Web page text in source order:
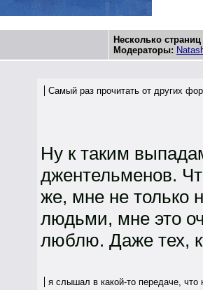
Несколько страниц
Модераторы:
Самый раз прочитать от других
Ну к таким
джентельменов.
же, мне не только
людьми, мне это
люблю. Даже тех,
я слышал в какой-то передаче,